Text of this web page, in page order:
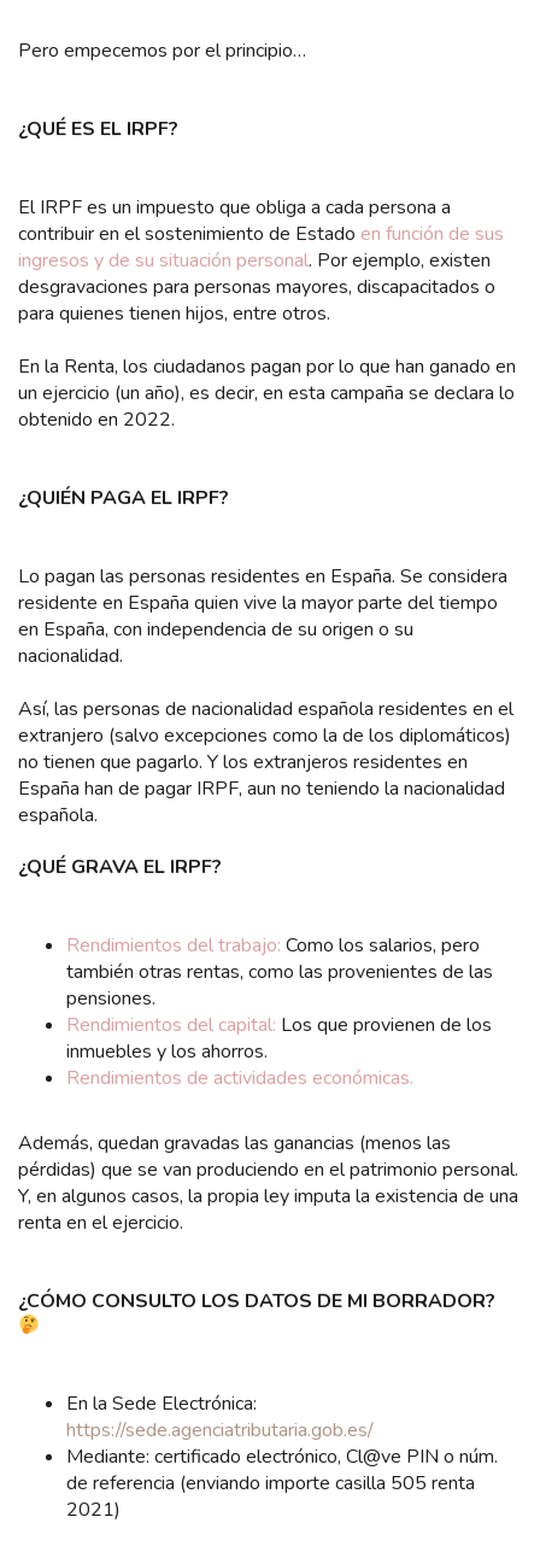
Pero empecemos por el principio…
¿QUÉ ES EL IRPF?
El IRPF es un impuesto que obliga a cada persona a
contribuir en el sostenimiento de Estado en función de sus
ingresos y de su situación personal. Por ejemplo, existen
desgravaciones para personas mayores, discapacitados o
para quienes tienen hijos, entre otros.
En la Renta, los ciudadanos pagan por lo que han ganado en
un ejercicio (un año), es decir, en esta campaña se declara lo
obtenido en 2022.
¿QUIÉN PAGA EL IRPF?
Lo pagan las personas residentes en España. Se considera
residente en España quien vive la mayor parte del tiempo
en España, con independencia de su origen o su
nacionalidad.
Así, las personas de nacionalidad española residentes en el
extranjero (salvo excepciones como la de los diplomáticos)
no tienen que pagarlo. Y los extranjeros residentes en
España han de pagar IRPF, aun no teniendo la nacionalidad
española.
¿QUÉ GRAVA EL IRPF?
Rendimientos del trabajo: Como los salarios, pero
también otras rentas, como las provenientes de las
pensiones.
Rendimientos del capital: Los que provienen de los
inmuebles y los ahorros.
Rendimientos de actividades económicas.
Además, quedan gravadas las ganancias (menos las
pérdidas) que se van produciendo en el patrimonio personal.
Y, en algunos casos, la propia ley imputa la existencia de una
renta en el ejercicio.
¿CÓMO CONSULTO LOS DATOS DE MI BORRADOR?
En la Sede Electrónica:
https://sede.agenciatributaria.gob.es/
Mediante: certificado electrónico, Cl@ve PIN o núm.
de referencia (enviando importe casilla 505 renta
2021)